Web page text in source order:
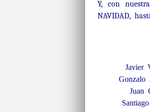
Y, con
NAVIDAD,
Javier
Gonzalo
Juan